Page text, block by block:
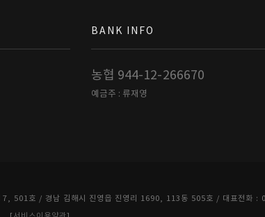
BANK INFO
농협 944-12-266670
예금주 : 류재영
7, 501호 / 경남 김해시 진영읍 진영리 1690, 113동 505호 / 대표전